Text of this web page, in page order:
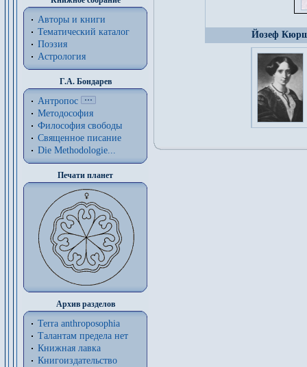
Авторы и книги
Тематический каталог
Поэзия
Астрология
Г.А. Бондарев
Антропос
Методософия
Философия cвободы
Священное писание
Die Methodologie...
Печати планет
Архив разделов
Terra anthroposophia
Талантам предела нет
Книжная лавка
Книгоиздательство
Йозеф